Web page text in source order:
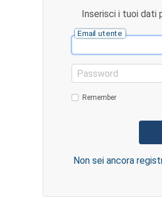
Inserisci i tuoi dati
Email utente
Password
Remember
Non sei ancora